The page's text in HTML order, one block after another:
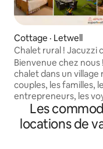
Cottage · Letwell
Chalet rural ! Jacuzzi
bonheur vous attend.
Bienvenue chez
chalet dans un village
couples, les familles,
entrepreneurs, les
les mariages. La
chambres avec très
chambre pour
simples, ainsi que
Les
locations de